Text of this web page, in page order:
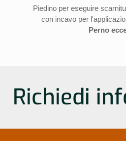
Piedino per eseguire
con incavo per
Perno
Richiedi